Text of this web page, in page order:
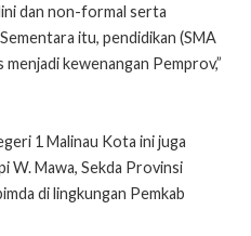
dan non-formal serta
itu, pendidikan (SMA
kewenangan Pemprov,”
1 Malinau Kota ini juga
W. Mawa, Sekda Provinsi
di lingkungan Pemkab